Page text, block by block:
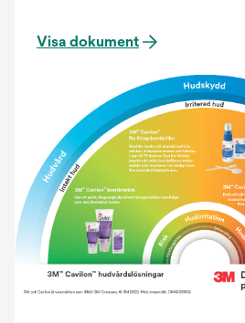
Visa dokument